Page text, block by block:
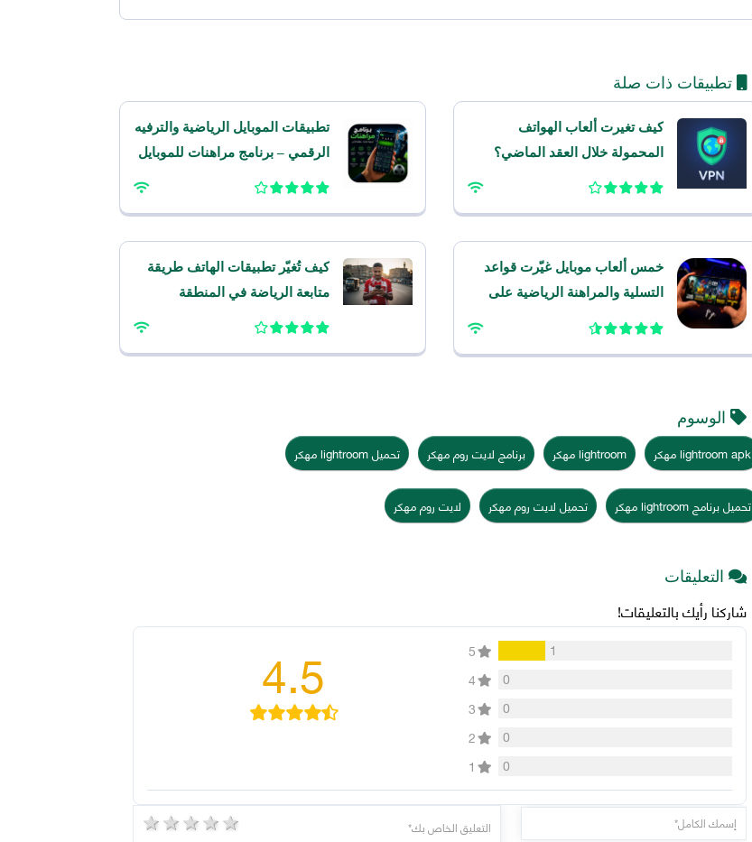
تطبيقات ذات صلة
كيف تغيرت ألعاب الهواتف
المحمولة خلال العقد الماضي؟
تطبيقات الموبايل الرياضية والترفيه
الرقمي – برنامج مراهنات للموبايل
خمس ألعاب موبايل غيّرت قواعد
التسلية والمراهنة الرياضية على
كيف تُغيّر تطبيقات الهاتف طريقة
متابعة الرياضة في المنطقة
الوسوم
lightroom apk مهكر lightroom مهكر برنامج لايت روم مهكر تحميل lightroom مهكر
تحميل برنامج lightroom مهكر تحميل لايت روم مهكر لايت روم مهكر
التعليقات
شاركنا رأيك بالتعليقات!
1
5
0
4
0
3
0
2
0
1
4.5
5 stars 4 stars 3 stars 2 stars 1 star